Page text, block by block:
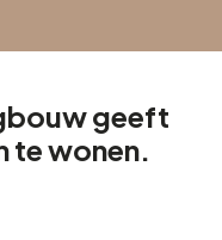
geeft
te wonen.